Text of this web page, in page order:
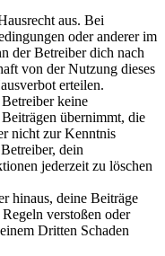
aus. Bei
oder anderer im
der Betreiber dich nach
von der Nutzung dieses
erteilen.
keine
übernimmt, die
nicht zur Kenntnis
dein
jederzeit zu löschen
hinaus, deine Beiträge
verstoßen oder
Dritten Schaden